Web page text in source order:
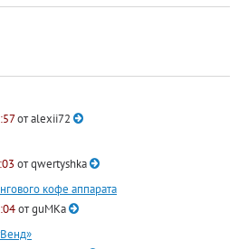
отalexii72
отqwertyshka
кофе аппарата
отguMKa